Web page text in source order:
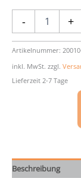
-
Rahmen
Nielsen
C2
Menge
+
Artikelnummer:
inkl. MwSt. zzgl.
Lieferzeit 2-7 Tage
Beschreibung